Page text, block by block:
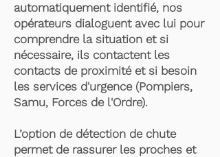
automatiquement identifié, nos
opérateurs dialoguent avec lui pour
comprendre la situation et si
nécessaire, ils contactent les
contacts de proximité et si besoin
les services d'urgence (Pompiers,
Samu, Forces de l'Ordre).
L’option de détection de chute
permet de rassurer les proches et